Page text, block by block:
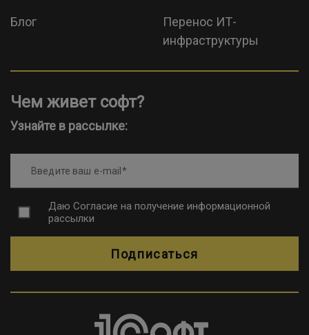
Блог
Перенос ИТ-
инфраструктуры
Чем живет софт?
Узнайте в рассылке:
Введите ваш e-mail
Даю Согласие на получение информационной
рассылки
Подписаться